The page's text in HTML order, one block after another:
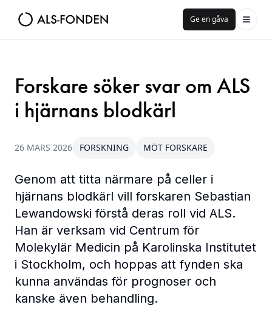
Ge en gåva
Forskare söker svar om ALS
i hjärnans blodkärl
26 MARS 2026 FORSKNING MÖT FORSKARE
Genom att titta närmare på celler i
hjärnans blodkärl vill forskaren Sebastian
Lewandowski förstå deras roll vid ALS.
Han är verksam vid Centrum för
Molekylär Medicin på Karolinska Institutet
i Stockholm, och hoppas att fynden ska
kunna användas för prognoser och
kanske även behandling.